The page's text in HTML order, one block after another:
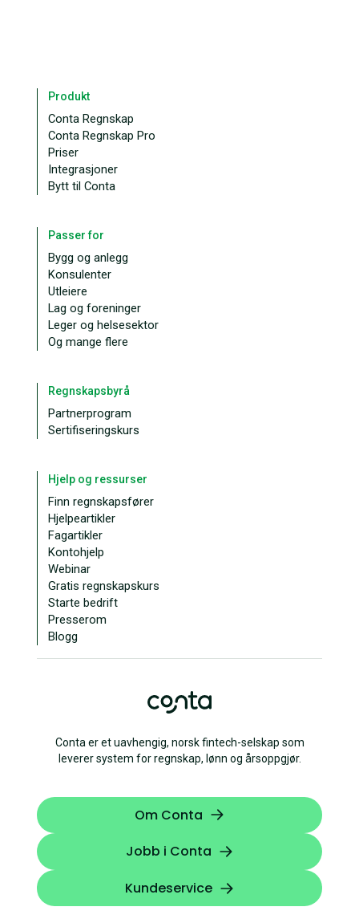
Conta er et uavhengig, norsk fintech-selskap som
leverer system for regnskap, lønn og årsoppgjør.
Om Conta
Jobb i Conta
Kundeservice
Produkt
Conta Regnskap
Conta Regnskap Pro
Priser
Integrasjoner
Bytt til Conta
Passer for
Bygg og anlegg
Konsulenter
Utleiere
Lag og foreninger
Leger og helsesektor
Og mange flere
Regnskapsbyrå
Partnerprogram
Sertifiseringskurs
Hjelp og ressurser
Finn regnskapsfører
Hjelpeartikler
Fagartikler
Kontohjelp
Webinar
Gratis regnskapskurs
Starte bedrift
Presserom
Blogg